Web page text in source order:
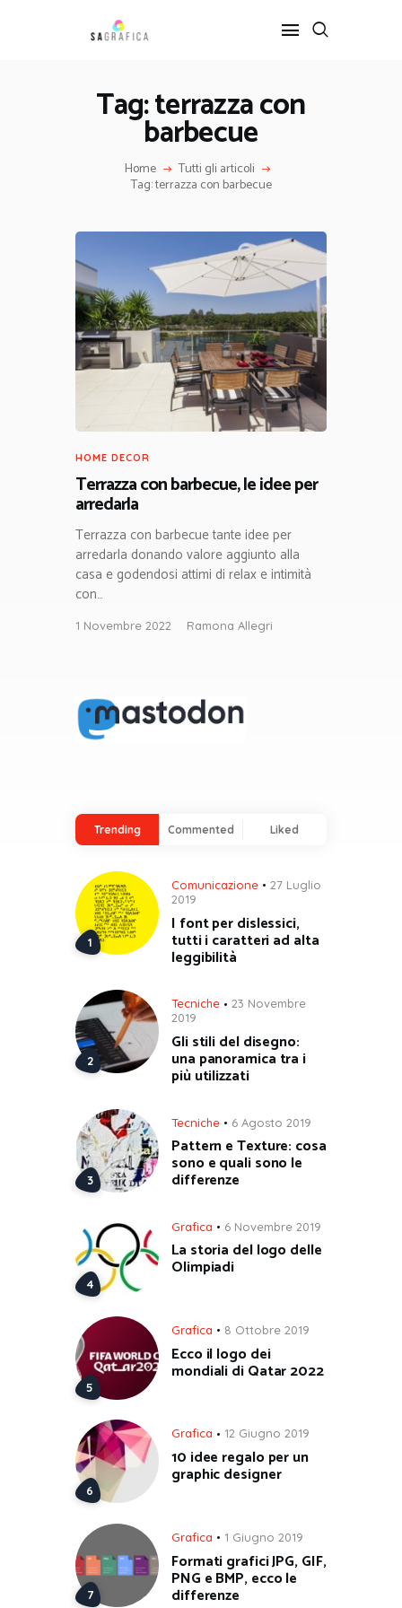
Tag: terrazza con
barbecue
Home Tutti gli articoli
Tag: terrazza con barbecue
GRAFICA
SERVIZI
CONTATTI
HOME DECOR
Terrazza con barbecue, le idee per
arredarla
Terrazza con barbecue tante idee per
arredarla donando valore aggiunto alla
casa e godendosi attimi di relax e intimità
con…
1 Novembre 2022 Ramona Allegri
Trending Commented Liked
Comunicazione
27 Luglio
2019
I font per dislessici,
tutti i caratteri ad alta
leggibilità
Tecniche
23 Novembre
2019
Gli stili del disegno:
una panoramica tra i
più utilizzati
Tecniche 6 Agosto 2019
Pattern e Texture: cosa
sono e quali sono le
differenze
Grafica 6 Novembre 2019
La storia del logo delle
Olimpiadi
Grafica 8 Ottobre 2019
Ecco il logo dei
mondiali di Qatar 2022
Grafica 12 Giugno 2019
10 idee regalo per un
graphic designer
Grafica 1 Giugno 2019
Formati grafici JPG, GIF,
PNG e BMP, ecco le
differenze